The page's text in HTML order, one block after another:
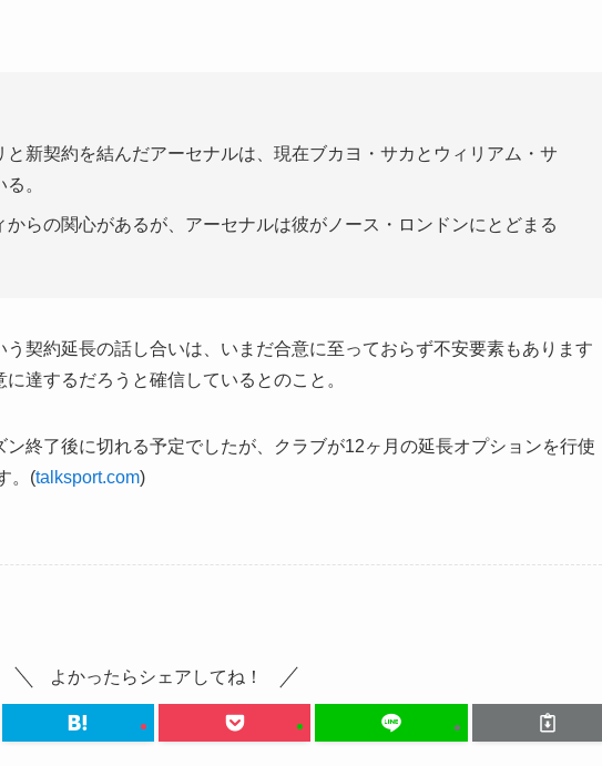
と新契約を結んだアーセナルは、現在ブカヨ・サカとウィリアム・サ
。
らの関心があるが、アーセナルは彼がノース・ロンドンにとどまる
契約延長の話し合いは、いまだ合意に至っておらず不安要素もあります
達するだろうと確信しているとのこと。
終了後に切れる予定でしたが、クラブが12ヶ月の延長オプションを行使
。(talksport.com)
よかったらシェアしてね！